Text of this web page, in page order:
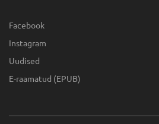
Facebook
Instagram
Uudised
E-raamatud (EPUB)